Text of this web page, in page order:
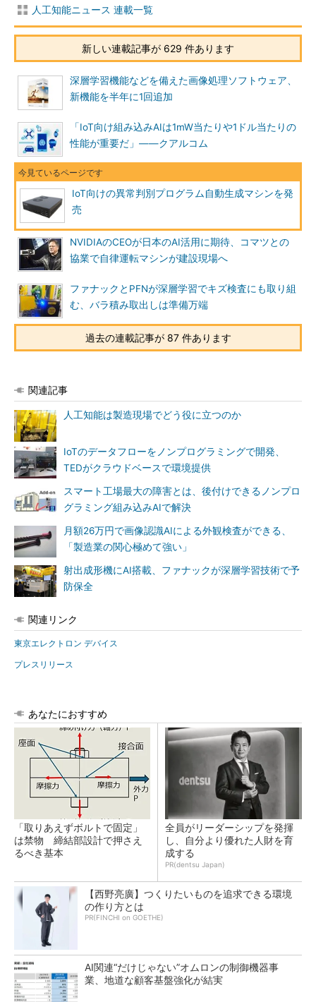
人工知能ニュース 連載一覧
新しい連載記事が 629 件あります
深層学習機能などを備えた画像処理ソフトウェア、
新機能を半年に1回追加
「IoT向け組み込みAIは1mW当たりや1ドル当たりの
性能が重要だ」――クアルコム
IoT向けの異常判別プログラム自動生成マシンを発
売
NVIDIAのCEOが日本のAI活用に期待、コマツとの
協業で自律運転マシンが建設現場へ
ファナックとPFNが深層学習でキズ検査にも取り組
む、バラ積み取出しは準備万端
過去の連載記事が 87 件あります
関連記事
人工知能は製造現場でどう役に立つのか
IoTのデータフローをノンプログラミングで開発、
TEDがクラウドベースで環境提供
スマート工場最大の障害とは、後付けできるノンプロ
グラミング組み込みAIで解決
月額26万円で画像認識AIによる外観検査ができる、
「製造業の関心極めて強い」
射出成形機にAI搭載、ファナックが深層学習技術で予
防保全
関連リンク
東京エレクトロン デバイス
プレスリリース
あなたにおすすめ
「取りあえずボルトで固定」
は禁物 締結部設計で押さえ
るべき基本
全員がリーダーシップを発揮
し、自分より優れた人財を育
成する
PR(dentsu Japan)
【西野亮廣】つくりたいものを追求できる環境
の作り方とは
PR(FINCHI on GOETHE)
AI関連“だけじゃない”オムロンの制御機器事
業、地道な顧客基盤強化が結実